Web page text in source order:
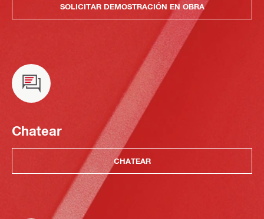
SOLICITAR DEMOSTRACIÓN EN OBRA
Chatear
CHATEAR